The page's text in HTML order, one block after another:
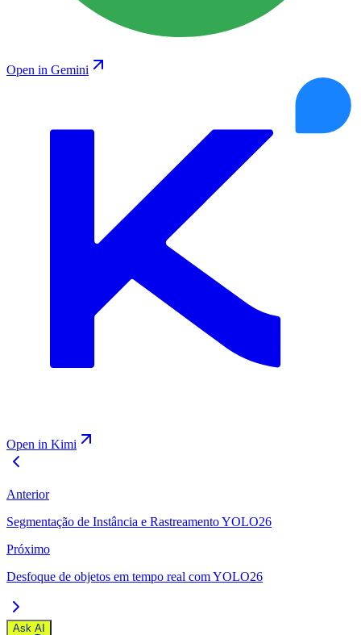
Open in Gemini
Open in Kimi
Anterior
Segmentação de Instância e Rastreamento YOLO26
Próximo
Desfoque de objetos em tempo real com YOLO26
Ask AI